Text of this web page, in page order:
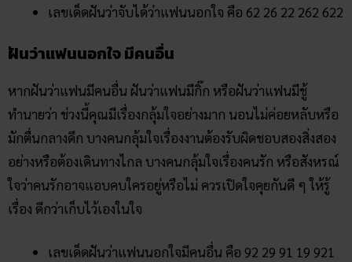
เลขเด็ดฝันว่าจับได้ว่าแฟนนอกใจ คือ 62 26 22 262 622
ฝันว่าแฟนนอกใจ มีคนอื่น
หากฝันว่าแฟนมีคนอื่น ฝันว่าแฟนมีกิ๊ก หรือฝันว่าแฟนมีชู้
ทำนายว่า ช่วงนี้คุณมีเรื่องกลุ้มใจอย่างมาก นอนไม่ค่อยหลับหรือ
มักตื่นกลางดึก บางคนกลุ้มใจเรื่องงานต้องรับผิดชอบสองสิ่งสอง
อย่างหรือต้องเดินทางไกล บางคนกลุ้มใจเรื่องคนรัก หรือสังหรณ์
ใจว่าคนรักอาจแอบคบใครอยู่หรือไม่ ควรเปิดใจคุยกันดี ๆ ให้รู้
เรื่อง ดีกว่าเก็บไว้เองในใจ
เลขเด็ดฝันว่าแฟนนอกใจมีคนอื่น คือ 92 29 91 19 921